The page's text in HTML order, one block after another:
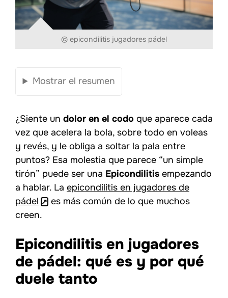
© epicondilitis jugadores pádel
Mostrar el resumen
¿Siente un dolor en el codo que aparece cada
vez que acelera la bola, sobre todo en voleas
y revés, y le obliga a soltar la pala entre
puntos? Esa molestia que parece “un simple
tirón” puede ser una Epicondilitis empezando
a hablar. La epicondilitis en jugadores de
pádel
es más común de lo que muchos
creen.
Epicondilitis en jugadores
de pádel: qué es y por qué
duele tanto